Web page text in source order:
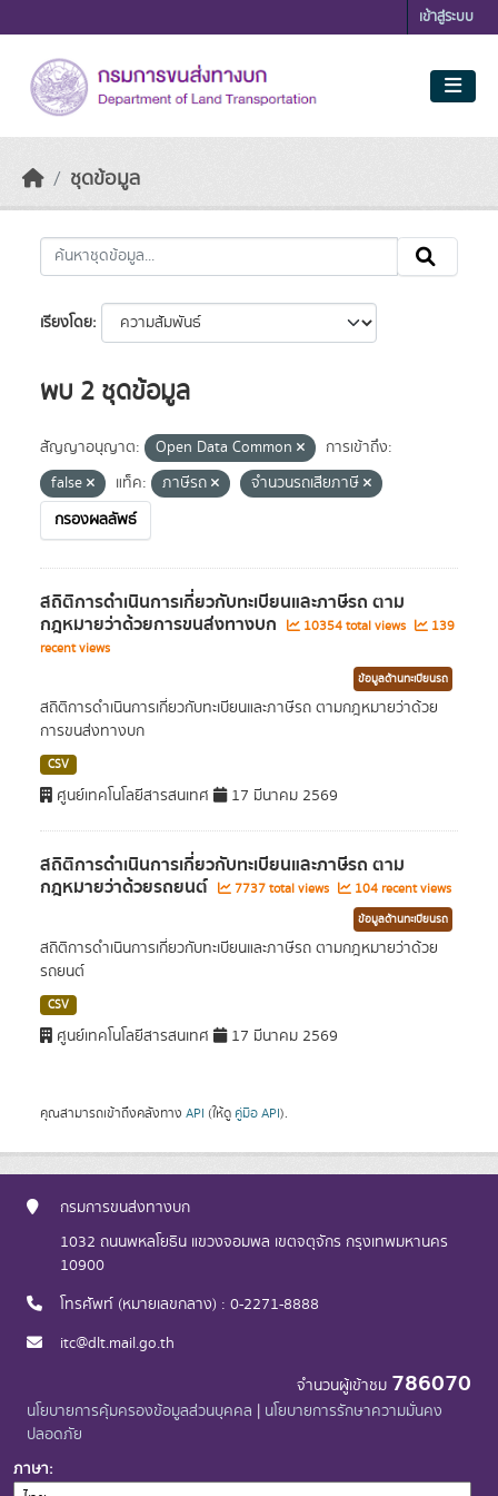
เข้าสู่ระบบ
ชุดข้อมูล
เรียงโดย
พบ 2 ชุดข้อมูล
สัญญาอนุญาต: Open Data Common
การเข้าถึง:
false
แท็ค: ภาษีรถ
จำนวนรถเสียภาษี
กรองผลลัพธ์
สถิติการดำเนินการเกี่ยวกับทะเบียนและภาษีรถ ตาม
กฎหมายว่าด้วยการขนส่งทางบก 10354 total views
139
recent views
ข้อมูลด้านทะเบียนรถ
สถิติการดำเนินการเกี่ยวกับทะเบียนและภาษีรถ ตามกฎหมายว่าด้วย
การขนส่งทางบก
CSV
ศูนย์เทคโนโลยีสารสนเทศ 17 มีนาคม 2569
สถิติการดำเนินการเกี่ยวกับทะเบียนและภาษีรถ ตาม
กฎหมายว่าด้วยรถยนต์ 7737 total views 104 recent views
ข้อมูลด้านทะเบียนรถ
สถิติการดำเนินการเกี่ยวกับทะเบียนและภาษีรถ ตามกฎหมายว่าด้วย
รถยนต์
CSV
ศูนย์เทคโนโลยีสารสนเทศ 17 มีนาคม 2569
คุณสามารถเข้าถึงคลังทาง API (ให้ดู คู่มือ API).
กรมการขนส่งทางบก
1032 ถนนพหลโยธิน แขวงจอมพล เขตจตุจักร กรุงเทพมหานคร
10900
โทรศัพท์ (หมายเลขกลาง) : 0-2271-8888
itc@dlt.mail.go.th
จำนวนผู้เข้าชม 786070
นโยบายการคุ้มครองข้อมูลส่วนบุคคล | นโยบายการรักษาความมั่นคง
ปลอดภัย
ภาษา